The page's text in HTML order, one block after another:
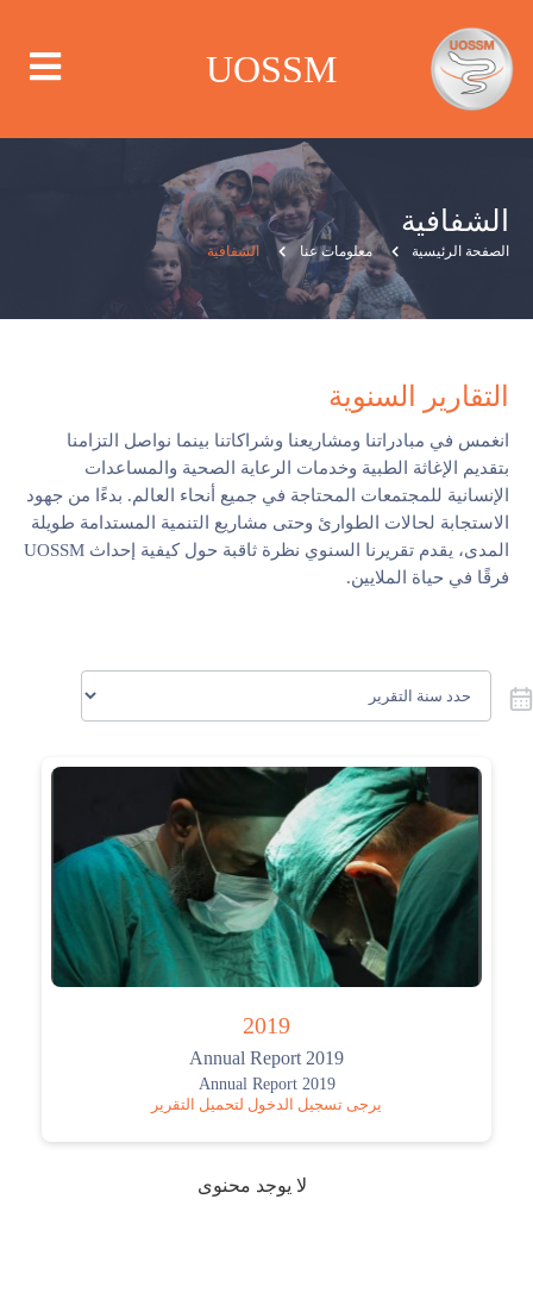
UOSSM
من نحن
أين نعمل
مركز الإعلام
تواصل معنا
الشفافية
الصفحة الرئيسية معلومات عنا الشفافية
التقارير السنوية
انغمس في مبادراتنا ومشاريعنا وشراكاتنا بينما نواصل التزامنا
بتقديم الإغاثة الطبية وخدمات الرعاية الصحية والمساعدات
الإنسانية للمجتمعات المحتاجة في جميع أنحاء العالم. بدءًا من جهود
الاستجابة لحالات الطوارئ وحتى مشاريع التنمية المستدامة طويلة
المدى، يقدم تقريرنا السنوي نظرة ثاقبة حول كيفية إحداث UOSSM
فرقًا في حياة الملايين.
2019
Annual Report 2019
Annual Report 2019
يرجى تسجيل الدخول لتحميل التقرير
لا يوجد محنوى